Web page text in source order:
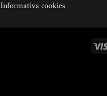
Informativa cookies